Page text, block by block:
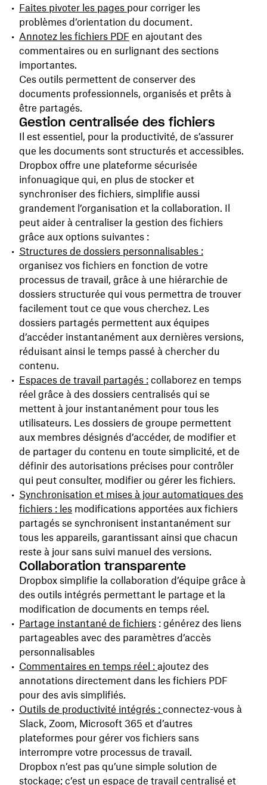
Faites pivoter les pages pour corriger les
problèmes d’orientation du document.
Annotez les fichiers PDF en ajoutant des
commentaires ou en surlignant des sections
importantes.
Ces outils permettent de conserver des
documents professionnels, organisés et prêts à
être partagés.
Gestion centralisée des fichiers
Il est essentiel, pour la productivité, de s’assurer
que les documents sont structurés et accessibles.
Dropbox offre une plateforme sécurisée
infonuagique qui, en plus de stocker et
synchroniser des fichiers, simplifie aussi
grandement l’organisation et la collaboration. Il
peut aider à centraliser la gestion des fichiers
grâce aux options suivantes :
Structures de dossiers personnalisables :
organisez vos fichiers en fonction de votre
processus de travail, grâce à une hiérarchie de
dossiers structurée qui vous permettra de trouver
facilement tout ce que vous cherchez. Les
dossiers partagés permettent aux équipes
d’accéder instantanément aux dernières versions,
réduisant ainsi le temps passé à chercher du
contenu.
Espaces de travail partagés : collaborez en temps
réel grâce à des dossiers centralisés qui se
mettent à jour instantanément pour tous les
utilisateurs. Les dossiers de groupe permettent
aux membres désignés d’accéder, de modifier et
de partager du contenu en toute simplicité, et de
définir des autorisations précises pour contrôler
qui peut consulter, modifier ou gérer les fichiers.
Synchronisation et mises à jour automatiques des
fichiers : les modifications apportées aux fichiers
partagés se synchronisent instantanément sur
tous les appareils, garantissant ainsi que chacun
reste à jour sans suivi manuel des versions.
Collaboration transparente
Dropbox simplifie la collaboration d’équipe grâce à
des outils intégrés permettant le partage et la
modification de documents en temps réel.
Partage instantané de fichiers : générez des liens
partageables avec des paramètres d’accès
personnalisables
Commentaires en temps réel : ajoutez des
annotations directement dans les fichiers PDF
pour des avis simplifiés.
Outils de productivité intégrés : connectez-vous à
Slack, Zoom, Microsoft 365 et d’autres
plateformes pour gérer vos fichiers sans
interrompre votre processus de travail.
Dropbox n’est pas qu’une simple solution de
stockage; c’est un espace de travail centralisé et